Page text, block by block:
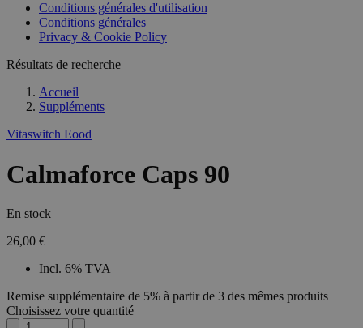
Conditions générales d'utilisation
Conditions générales
Privacy & Cookie Policy
Résultats de recherche
Accueil
Suppléments
Vitaswitch Eood
Calmaforce Caps 90
En stock
26,00 €
Incl. 6% TVA
Remise supplémentaire de 5% à partir de 3 des mêmes produits
Choisissez votre quantité